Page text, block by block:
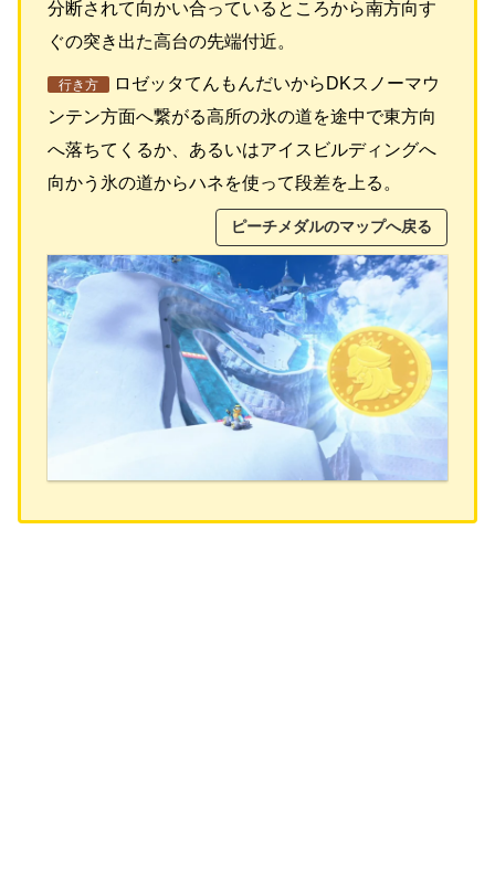
分断されて向かい合っているところから南方向す
ぐの突き出た高台の先端付近。
行き方
ロゼッタてんもんだいからDKスノーマウ
ンテン方面へ繋がる高所の氷の道を途中で東方向
へ落ちてくるか、あるいはアイスビルディングへ
向かう氷の道からハネを使って段差を上る。
ピーチメダルのマップへ戻る